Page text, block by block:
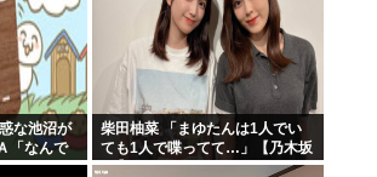
タータイソンとツベッパ王子TSK17に...
や覚醒剤の注射シーン、青少年への影響を...
な池沼が
「なんで
です
柴田柚菜 「まゆたんは1人でい
ても1人で喋ってて…」【乃木坂
46】